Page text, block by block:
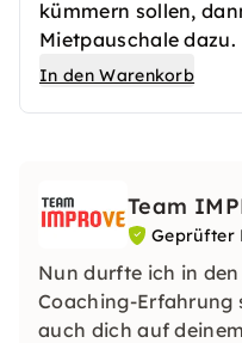
kümmern sollen,
Mietpauschale dazu.
In den Warenkorb
Team
Geprüfter
Nun durfte ich in
Coaching-Erfahrung
auch dich auf